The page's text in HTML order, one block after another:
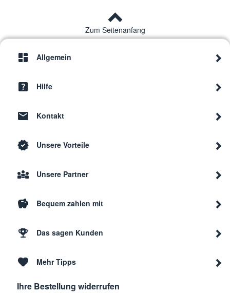
Zum Seitenanfang
Allgemein
Hilfe
Kontakt
Unsere Vorteile
Unsere Partner
Bequem zahlen mit
Das sagen Kunden
Mehr Tipps
Ihre Bestellung widerrufen